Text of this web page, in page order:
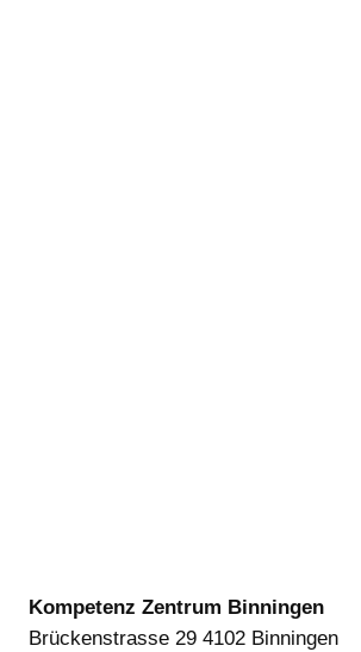
Kompetenz Zentrum Binningen
Brückenstrasse 29 4102 Binningen